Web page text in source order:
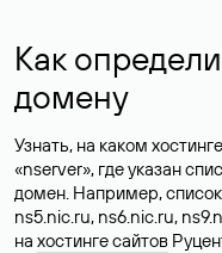
Как
домену
Узнать, на каком
«nserver», где указан
домен. Например,
ns5.nic.ru, ns6.nic.ru,
на хостинге сайтов